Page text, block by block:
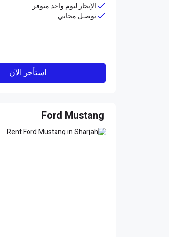
الإيجار ليوم واحد متوفر
توصيل مجاني
استأجر الآن
Ford Mustang